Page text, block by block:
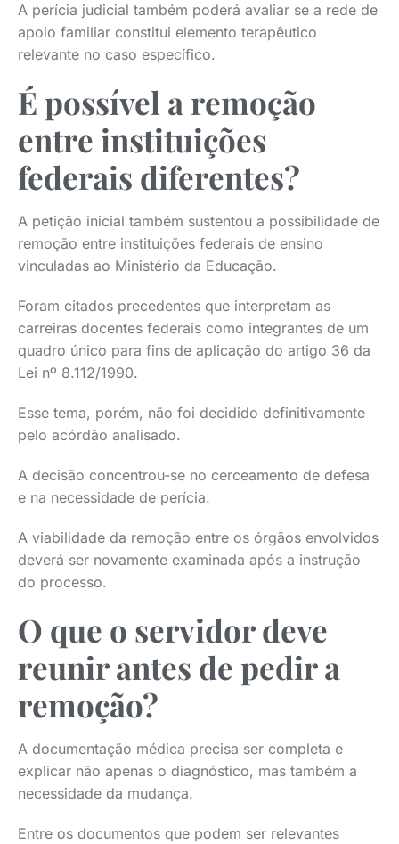
A perícia judicial também poderá avaliar se a rede de
apoio familiar constitui elemento terapêutico
relevante no caso específico.
É possível a remoção
entre instituições
federais diferentes?
A petição inicial também sustentou a possibilidade de
remoção entre instituições federais de ensino
vinculadas ao Ministério da Educação.
Foram citados precedentes que interpretam as
carreiras docentes federais como integrantes de um
quadro único para fins de aplicação do artigo 36 da
Lei nº 8.112/1990.
Esse tema, porém, não foi decidido definitivamente
pelo acórdão analisado.
A decisão concentrou-se no cerceamento de defesa
e na necessidade de perícia.
A viabilidade da remoção entre os órgãos envolvidos
deverá ser novamente examinada após a instrução
do processo.
O que o servidor deve
reunir antes de pedir a
remoção?
A documentação médica precisa ser completa e
explicar não apenas o diagnóstico, mas também a
necessidade da mudança.
Entre os documentos que podem ser relevantes